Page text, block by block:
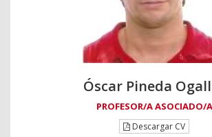
Óscar Pineda
PROFESOR/A ASOCIADO/A
Descargar CV